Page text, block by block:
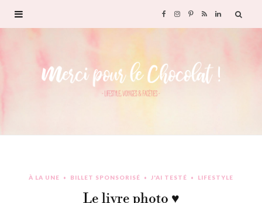
F
c
o
I
r
P
n
e
R
S
L
À LA UNE BILLET SPONSORISÉ J'AI TESTÉ LIFESTYLE
Le livre photo ♥︎